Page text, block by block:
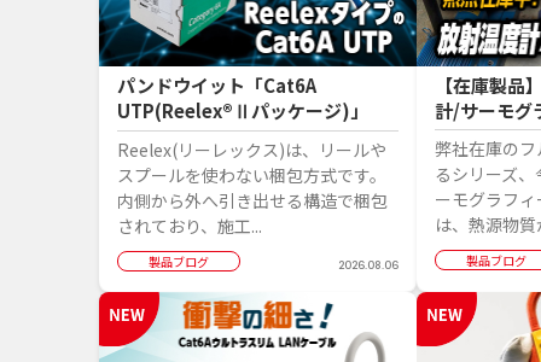
パンドウイット「Cat6A
UTP(Reelex®Ⅱパッケージ)」
Reelex(リーレックス)は、リールや
スプールを使わない梱包方式です。
内側から外へ引き出せる構造で梱包
されており、施工...
製品ブログ 2026.08.06
【在庫製品
計/サーモグ
弊社在庫の
るシリーズ
ーモグラフ
は、熱源物
製品ブログ